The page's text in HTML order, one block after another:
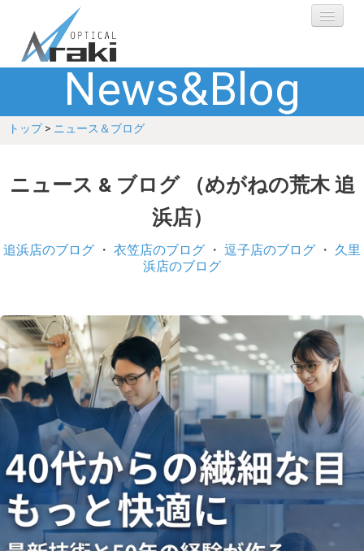
選ばれる理由
ブランド
ショップ
お客さまの声
ギャラリー
コラム
ブログ
採用
News&Blog
トップ> ニュース＆ブログ
ニュース & ブログ （めがねの荒木 追
浜店）
追浜店のブログ ・ 衣笠店のブログ ・ 逗子店のブログ ・ 久里
浜店のブログ